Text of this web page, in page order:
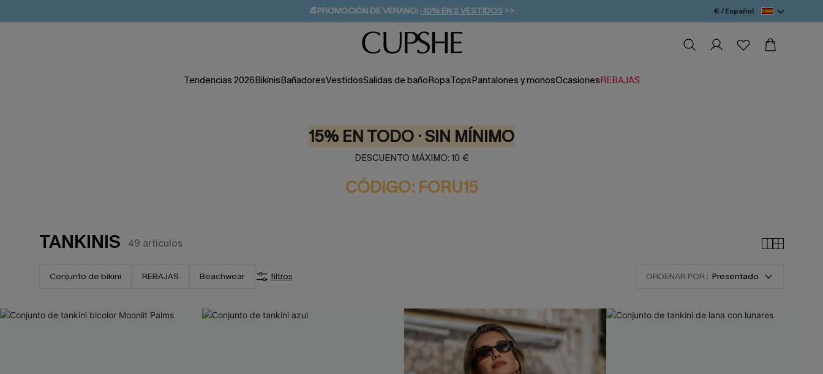
👒PROMOCIÓN DE VERANO: -10% EN 2 VESTIDOS >>
💌¡SUSCRIBIRSE & GANAR -10% EXTRA!
🚚ENVÍO GRATUITO A PARTIR DE 49 € >>
€ / Español
Tendencias 2026BikinisBañadoresVestidosSalidas de bañoRopaTopsPantalones y monosOcasionesREBAJAS
15% EN TODO · SIN MÍNIMO
DESCUENTO MÁXIMO: 10 €
CÓDIGO: FORU15
TANKINIS 49 artículos
Conjunto de bikini REBAJAS Beachwear filtros ORDENAR POR : Presentado